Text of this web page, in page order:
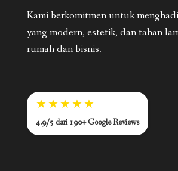
Kami berkomitmen untuk
yang modern, estetik, dan tahan
rumah dan bisnis.
★★★★★
4.9/5 dari 190+ Google Reviews